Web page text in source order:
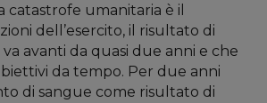
catastrofe umanitaria è il
dell’esercito, il risultato di
avanti da quasi due anni e che
da tempo. Per due anni
di sangue come risultato di